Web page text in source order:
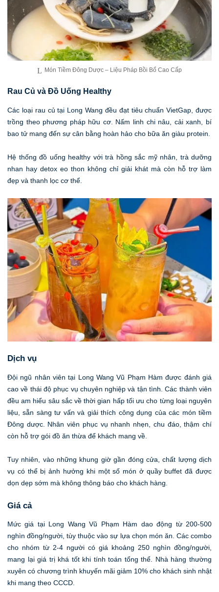
Món Tiềm Đông Dược – Liệu Pháp Bồi Bổ Cao Cấp
Rau Củ và Đồ Uống Healthy
Các loại rau củ tại Long Wang đều đạt tiêu chuẩn VietGap, được
trồng theo phương pháp hữu cơ. Nấm linh chi nâu, cải xanh, bí
bao tử mang đến sự cân bằng hoàn hảo cho bữa ăn giàu protein.
Hệ thống đồ uống healthy với trà hồng sắc mỹ nhân, trà dưỡng
nhan hay detox eo thon không chỉ giải khát mà còn hỗ trợ làm
đẹp và thanh lọc cơ thể.
Dịch vụ
Đội ngũ nhân viên tại Long Wang Vũ Phạm Hàm được đánh giá
cao về thái độ phục vụ chuyên nghiệp và tận tình. Các thành viên
đều am hiểu sâu sắc về thời gian hấp tối ưu cho từng loại nguyên
liệu, sẵn sàng tư vấn và giải thích công dụng của các món tiềm
Đông dược. Nhân viên phục vụ nhanh nhẹn, chu đáo, thậm chí
còn hỗ trợ gói đồ ăn thừa để khách mang về.
Tuy nhiên, vào những khung giờ gần đóng cửa, chất lượng dịch
vụ có thể bị ảnh hưởng khi một số món ở quầy buffet đã được
dọn dẹp sớm mà không thông báo cho khách hàng.
Giá cả
Mức giá tại Long Wang Vũ Phạm Hàm dao động từ 200-500
nghìn đồng/người, tùy thuộc vào sự lựa chọn món ăn. Các combo
cho nhóm từ 2-4 người có giá khoảng 250 nghìn đồng/người,
mang lại giá trị khá tốt khi tính toán tổng thể. Nhà hàng thường
xuyên có chương trình khuyến mãi giảm 10% cho khách sinh nhật
khi mang theo CCCD.